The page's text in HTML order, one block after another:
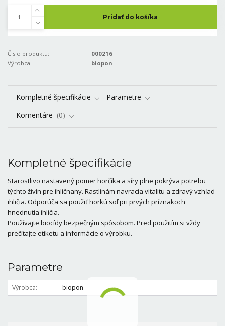
Pridať do košíka
Číslo produktu:
000216
Výrobca:
biopon
Kompletné špecifikácie
Parametre
Komentáre
0
Kompletné špecifikácie
Starostlivo nastavený pomer horčíka a síry plne pokrýva potrebu
týchto živín pre ihličnany. Rastlinám navracia vitalitu a zdravý vzhľad
ihličia. Odporúča sa použiť horkú soľ pri prvých príznakoch
hnednutia ihličia.
Používajte biocídy bezpečným spôsobom. Pred použitím si vždy
prečítajte etiketu a informácie o výrobku.
Parametre
Výrobca biopon